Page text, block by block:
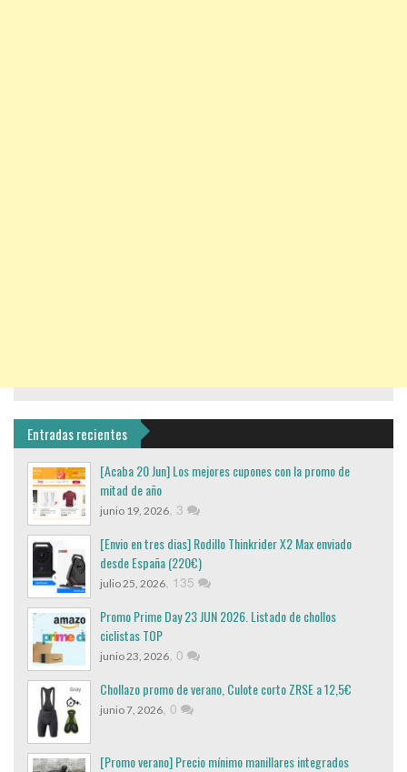
Entradas recientes
[Acaba 20 Jun] Los mejores cupones con la promo de
mitad de año
junio 19, 2026, 3
[Envio en tres dias] Rodillo Thinkrider X2 Max enviado
desde España (220€)
julio 25, 2026, 135
Promo Prime Day 23 JUN 2026. Listado de chollos
ciclistas TOP
junio 23, 2026, 0
Chollazo promo de verano, Culote corto ZRSE a 12,5€
junio 7, 2026, 0
[Promo verano] Precio mínimo manillares integrados